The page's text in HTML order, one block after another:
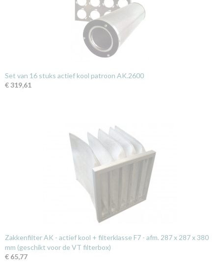
Set van 16 stuks actief kool patroon AK.2600
€ 319,61
Zakkenfilter AK - actief kool + filterklasse F7 - afm. 287 x 287 x 380
mm (geschikt voor de VT filterbox)
€ 65,77